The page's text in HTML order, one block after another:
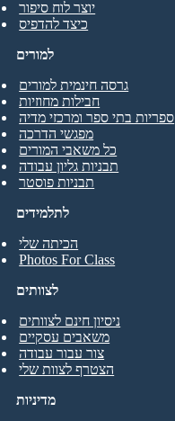
יוצר לוח סיפור
כיצד להדפיס
לתלמידים
הכיתה שלי
Photos For Class
למורים
גרסה חינמית למורים
חבילות מחוזיות
ספריות בתי ספר ומרכזי מדיה
מפגשי הדרכה
כל משאבי המורים
תבניות גליון עבודה
תבניות פוסטר
לצוותים
ניסיון חינם לצוותים
משאבים עסקיים
צור עבור עבודה
הצטרף לצוות שלי
מדיניות